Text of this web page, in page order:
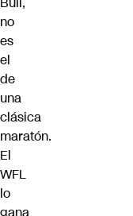
no
es
el
de
una
clásica
maratón.
El
WFL
lo
gana